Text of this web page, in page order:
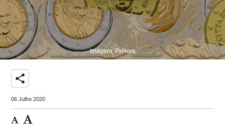
Imagem: PxHere
share
06 Julho 2020